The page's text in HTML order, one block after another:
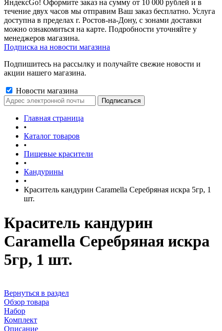
ЯндексGo! Оформите заказ на сумму от 10 000 рублей и в
течение двух часов мы отправим Ваш заказ бесплатно. Услуга
доступна в пределах г. Ростов-на-Дону, с зонами доставки
можно ознакомиться на карте. Подробности уточняйте у
менеджеров магазина.
Подписка на новости магазина
Подпишитесь на рассылку и получайте свежие новости и
акции нашего магазина.
Новости магазина
Главная страница
•
Каталог товаров
•
Пищевые красители
•
Кандурины
•
Краситель кандурин Caramella Серебряная искра 5гр, 1
шт.
Краситель кандурин
Caramella Серебряная искра
5гр, 1 шт.
Вернуться в раздел
Обзор товара
Набор
Комплект
Описание